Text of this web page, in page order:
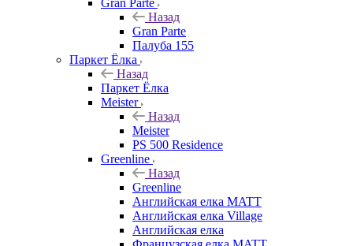
Gran Parte
Назад
Gran Parte
Палуба 155
Паркет Ёлка
Назад
Паркет Ёлка
Meister
Назад
Meister
PS 500 Residence
Greenline
Назад
Greenline
Английская елка MATT
Английская елка Village
Английская елка